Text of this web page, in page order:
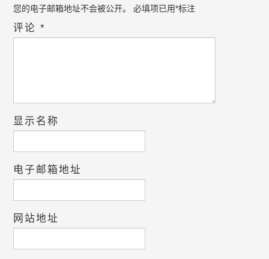
您的电子邮箱地址不会被公开。 必填项已用*标注
评论*
显示名称
电子邮箱地址
网站地址